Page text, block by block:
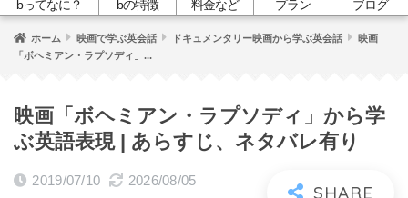
bってなに？ bの特徴 料金など プラン ブログ
ホーム 映画で学ぶ英会話 ドキュメンタリー映画から学ぶ英会話
映画
「ボヘミアン・ラプソディ」...
映画「ボヘミアン・ラプソディ」から学
ぶ英語表現 | あらすじ、ネタバレ有り
2019/07/10 2026/08/05